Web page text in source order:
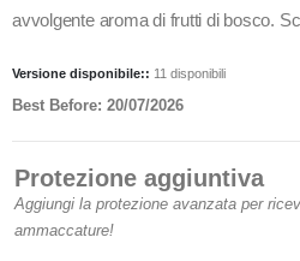
avvolgente aroma di frutti di bosco.
Versione disponibile:: 11 disponibili
Best Before: 20/07/2026
Protezione aggiuntiva
Aggiungi la protezione avanzata per
ammaccature!